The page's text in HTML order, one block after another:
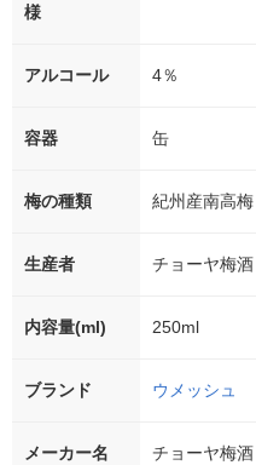
様
アルコール 4％
容器 缶
梅の種類 紀州産南高梅
生産者 チョーヤ梅酒
内容量(ml) 250ml
ブランド ウメッシュ
メーカー名 チョーヤ梅酒